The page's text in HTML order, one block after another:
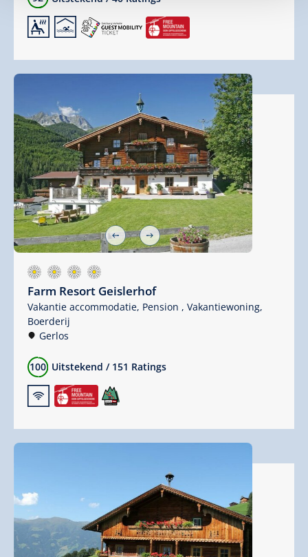
🗔🅤
Farm Resort Geislerhof
Vakantie accommodatie, Pension , Vakantiewoning,
Boerderij
Gerlos
100 Uitstekend / 151 Ratings
🜉